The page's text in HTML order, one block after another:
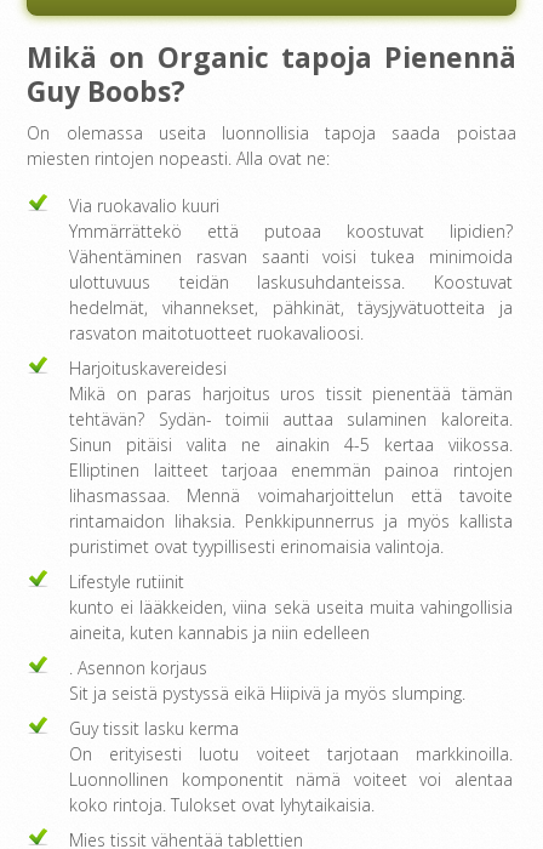
Mikä on Organic tapoja Pienennä
Guy Boobs?
On olemassa useita luonnollisia tapoja saada poistaa
miesten rintojen nopeasti. Alla ovat ne:
Via ruokavalio kuuri
Ymmärrättekö että putoaa koostuvat lipidien?
Vähentäminen rasvan saanti voisi tukea minimoida
ulottuvuus teidän laskusuhdanteissa. Koostuvat
hedelmät, vihannekset, pähkinät, täysjyvätuotteita ja
rasvaton maitotuotteet ruokavalioosi.
Harjoituskavereidesi
Mikä on paras harjoitus uros tissit pienentää tämän
tehtävän? Sydän- toimii auttaa sulaminen kaloreita.
Sinun pitäisi valita ne ainakin 4-5 kertaa viikossa.
Elliptinen laitteet tarjoaa enemmän painoa rintojen
lihasmassaa. Mennä voimaharjoittelun että tavoite
rintamaidon lihaksia. Penkkipunnerrus ja myös kallista
puristimet ovat tyypillisesti erinomaisia ​​valintoja.
Lifestyle rutiinit
kunto ei lääkkeiden, viina sekä useita muita vahingollisia
aineita, kuten kannabis ja niin edelleen
. Asennon korjaus
Sit ja seistä pystyssä eikä Hiipivä ja myös slumping.
Guy tissit lasku kerma
On erityisesti luotu voiteet tarjotaan markkinoilla.
Luonnollinen komponentit nämä voiteet voi alentaa
koko rintoja. Tulokset ovat lyhytaikaisia.
Mies tissit vähentää tablettien